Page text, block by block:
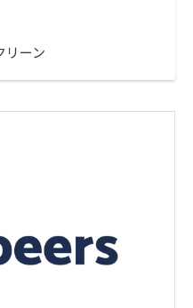
リーン